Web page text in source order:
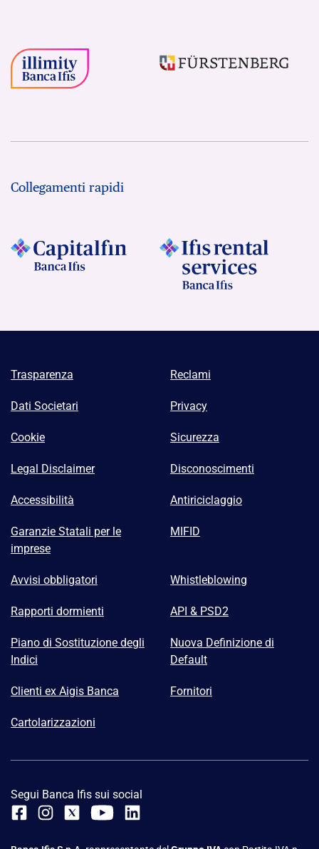
Collegamenti rapidi
Trasparenza Reclami
Dati Societari Privacy
Cookie Sicurezza
Legal Disclaimer Disconoscimenti
Accessibilità Antiriciclaggio
Garanzie Statali per le
imprese
MIFID
Avvisi obbligatori Whistleblowing
Rapporti dormienti API & PSD2
Piano di Sostituzione degli
Indici
Nuova Definizione di
Default
Clienti ex Aigis Banca Fornitori
Cartolarizzazioni
Segui Banca Ifis sui social